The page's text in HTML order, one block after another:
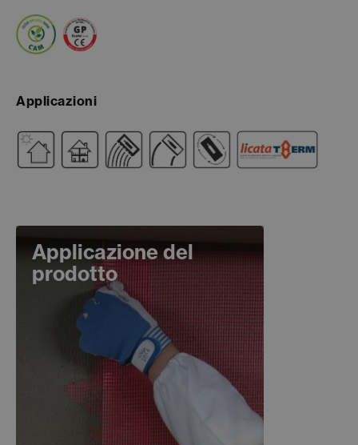
Applicazioni
Applicazione del
prodotto